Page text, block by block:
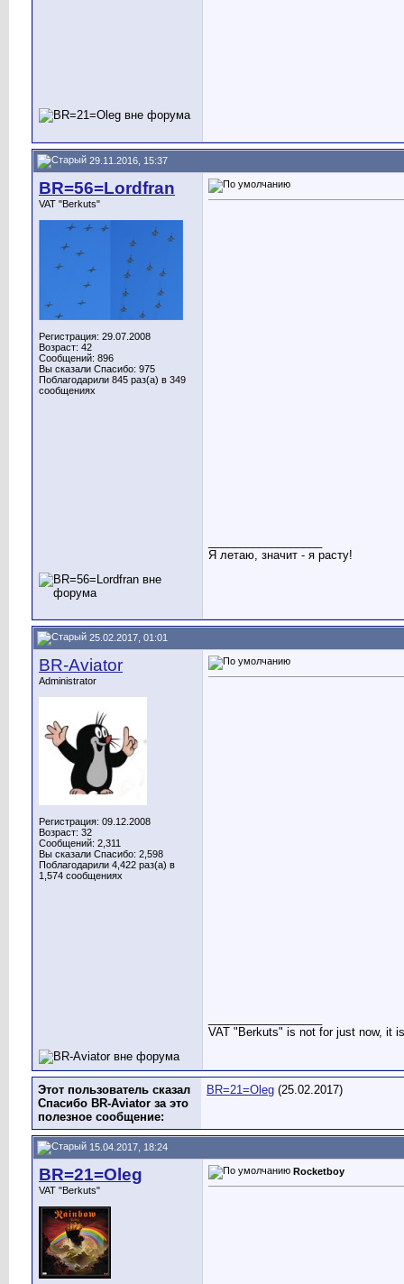
29.11.2016, 15:37
BR=56=Lordfran
VAT "Berkuts"
Регистрация: 29.07.2008
Возраст: 42
Сообщений: 896
Вы сказали Спасибо: 975
Поблагодарили 845 раз(а) в 349
сообщениях
Я летаю, значит - я расту!
25.02.2017, 01:01
BR-Aviator
Administrator
Регистрация: 09.12.2008
Возраст: 32
Сообщений: 2,311
Вы сказали Спасибо: 2,598
Поблагодарили 4,422 раз(а) в
1,574 сообщениях
VAT "Berkuts" is not for just now, it
Этот пользователь сказал
Спасибо BR-Aviator за это
полезное сообщение:
BR=21=Oleg (25.02.2017)
15.04.2017, 18:24
BR=21=Oleg
VAT "Berkuts"
Rocketboy